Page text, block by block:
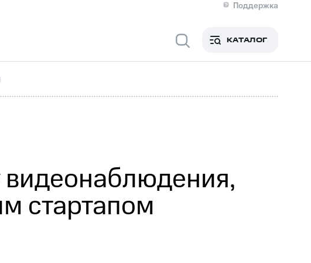
Поддержка
Медиа-центр
КонтактыНовости в регионе
Информация акционерам
Контроль и аудитРынок акций
КАТАЛОГ
видеонаблюдения,
стартапом